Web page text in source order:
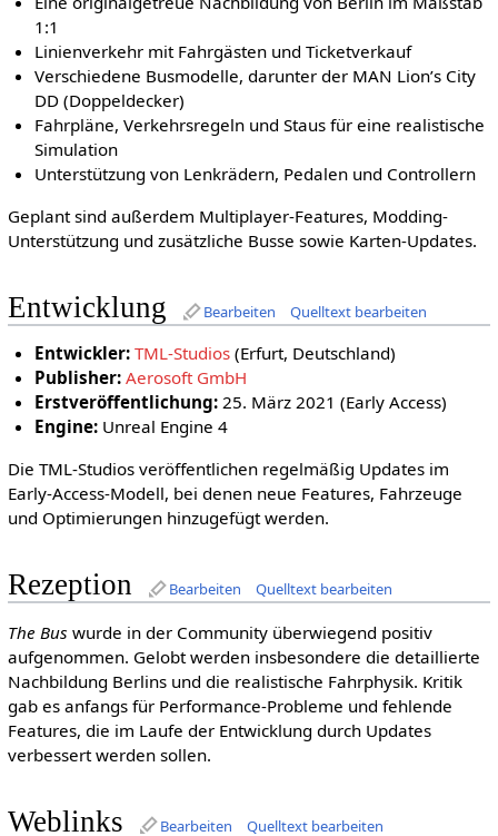
1:1
Linienverkehr mit Fahrgästen und Ticketverkauf
Verschiedene Busmodelle, darunter der MAN Lion’s City
DD (Doppeldecker)
Fahrpläne, Verkehrsregeln und Staus für eine realistische
Simulation
Unterstützung von Lenkrädern, Pedalen und Controllern
Geplant sind außerdem Multiplayer-Features, Modding-
Unterstützung und zusätzliche Busse sowie Karten-Updates.
Entwicklung Bearbeiten Quelltext bearbeiten
Entwickler: TML-Studios (Erfurt, Deutschland)
Publisher: Aerosoft GmbH
Erstveröffentlichung: 25. März 2021 (Early Access)
Engine: Unreal Engine 4
Die TML-Studios veröffentlichen regelmäßig Updates im
Early-Access-Modell, bei denen neue Features, Fahrzeuge
und Optimierungen hinzugefügt werden.
Rezeption Bearbeiten Quelltext bearbeiten
The Bus wurde in der Community überwiegend positiv
aufgenommen. Gelobt werden insbesondere die detaillierte
Nachbildung Berlins und die realistische Fahrphysik. Kritik
gab es anfangs für Performance-Probleme und fehlende
Features, die im Laufe der Entwicklung durch Updates
verbessert werden sollen.
Weblinks Bearbeiten Quelltext bearbeiten